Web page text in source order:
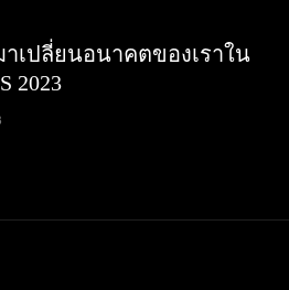
าเปลี่ยนอนาคตของเราใน
2023